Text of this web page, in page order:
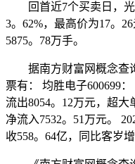
回首近7个买卖日，光
3。62%，最高价为17。
5875。78万手。
据南方财富网概念查
票有： 均胜电子600699
流出8054。12万元，超
净流入7532。51万元。
收558。64亿，同比客岁增